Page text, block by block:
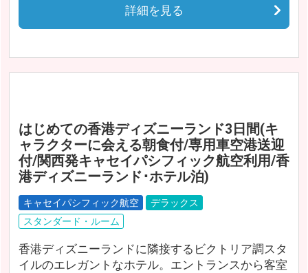
詳細を見る
はじめての香港ディズニーランド3日間(キ
ャラクターに会える朝食付/専用車空港送迎
付/関西発キャセイパシフィック航空利用/香
港ディズニーランド･ホテル泊)
キャセイパシフィック航空
デラックス
スタンダード・ルーム
香港ディズニーランドに隣接するビクトリア調スタ
イルのエレガントなホテル。エントランスから客室